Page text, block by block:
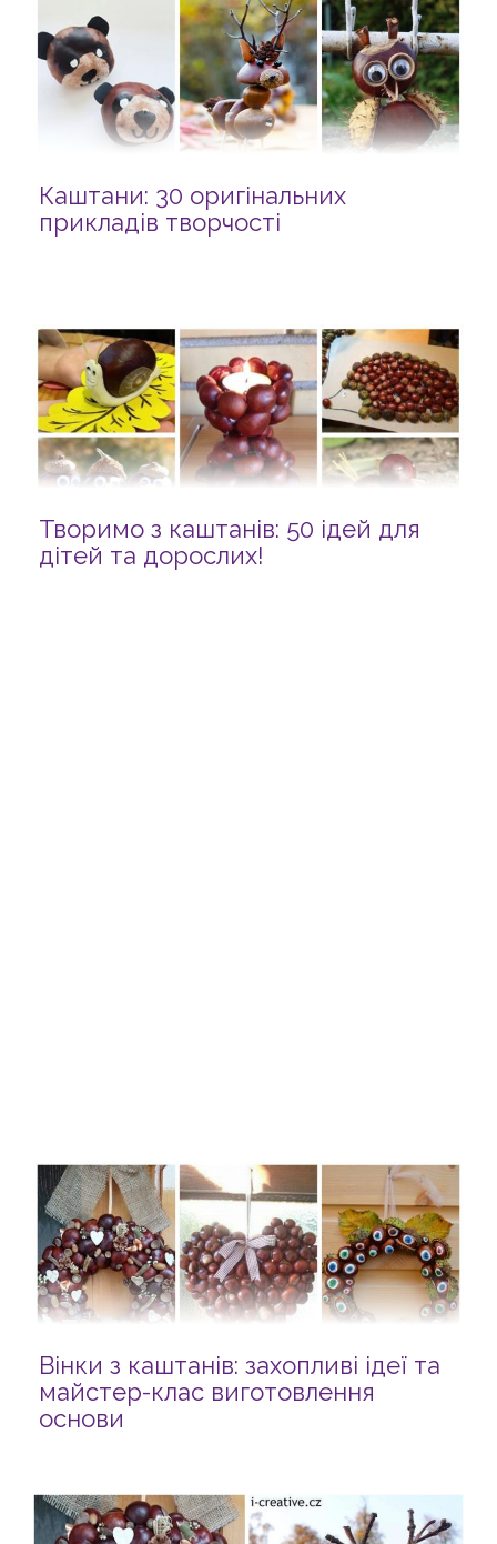
Каштани: 30 оригінальних
прикладів творчості
Творимо з каштанів: 50 ідей для
дітей та дорослих!
Вінки з каштанів: захопливі ідеї та
майстер-клас виготовлення
основи